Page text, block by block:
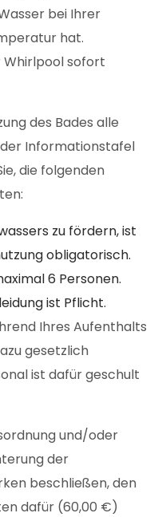
bei Ihrer
hat.
sofort
des Bades alle
Informationstafel
die folgenden
zu fördern, ist
obligatorisch.
6 Personen.
ist Pflicht.
Ihres Aufenthalts
gesetzlich
ist dafür geschult
und/oder
der
beschließen, den
dafür (60,00 €)